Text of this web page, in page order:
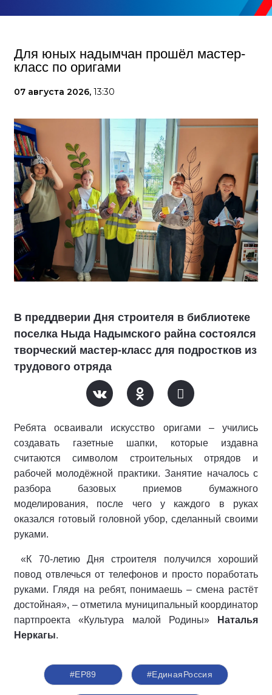
Для юных надымчан прошёл мастер-
класс по оригами
07 августа 2026, 13:30
В преддверии Дня строителя в библиотеке
поселка Ныда Надымского райна состоялся
творческий мастер-класс для подростков из
трудового отряда
Ребята осваивали искусство оригами – учились
создавать газетные шапки, которые издавна
считаются символом строительных отрядов и
рабочей молодёжной практики. Занятие началось с
разбора базовых приемов бумажного
моделирования, после чего у каждого в руках
оказался готовый головной убор, сделанный своими
руками.
«К 70-летию Дня строителя получился хороший
повод отвлечься от телефонов и просто поработать
руками. Глядя на ребят, понимаешь – смена растёт
достойная», – отметила муниципальный координатор
партпроекта«Культура малой Родины»Наталья
Неркагы.
#ЕР89 #ЕдинаяРоссия